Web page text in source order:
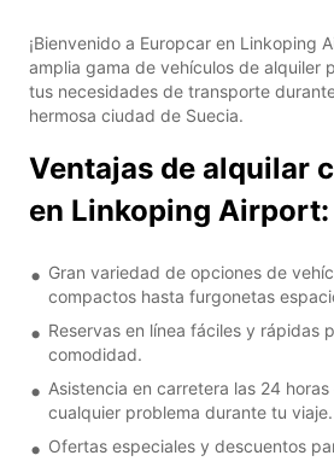
¡Bienvenido a Europcar en Linkoping
amplia gama de vehículos de alquiler
tus necesidades de transporte
hermosa ciudad de Suecia.
Ventajas de alquilar
en Linkoping Airport:
Gran variedad de opciones de
compactos hasta furgonetas
Reservas en línea fáciles y rápidas
comodidad.
Asistencia en carretera las 24
cualquier problema durante tu viaje.
Ofertas especiales y descuentos